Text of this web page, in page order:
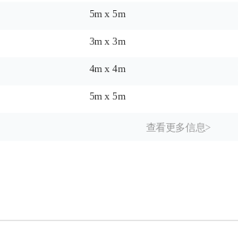
5m x 5m
3m x 3m
4m x 4m
5m x 5m
查看更多信息>